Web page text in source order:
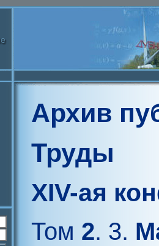
Архив
Труды
XIV-ая
Том 2. 3.